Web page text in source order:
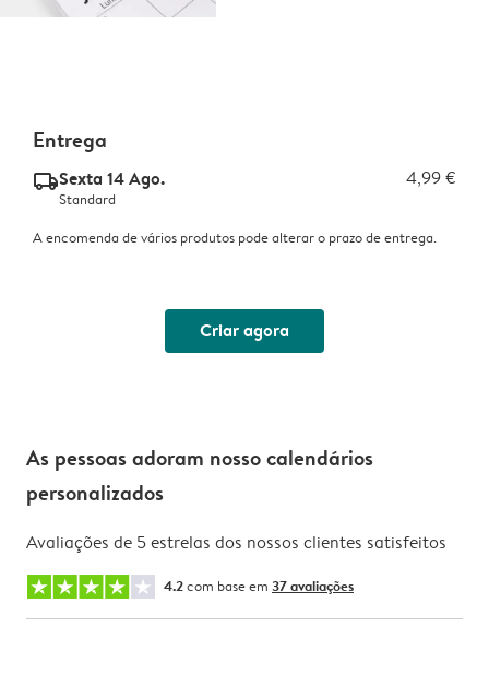
Entrega
delivery_standard_v2Sexta 14 Ago. 4,99 €
Standard
A encomenda de vários produtos pode alterar o prazo de entrega.
Criar agora
As pessoas adoram nosso calendários
personalizados
Avaliações de 5 estrelas dos nossos clientes satisfeitos
4.2com base em 37 avaliações